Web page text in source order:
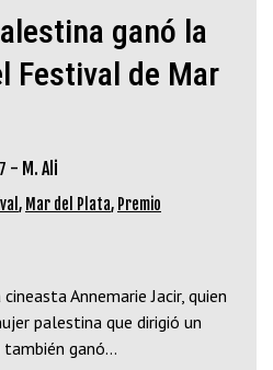
ganó la
Festival de Mar
- M. Ali
, Mar del Plata, Premio
Annemarie Jacir, quien
palestina que dirigió un
ganó…